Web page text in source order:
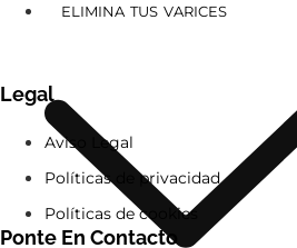
ELIMINA TUS VARICES
Legal
Aviso Legal
Políticas de privacidad
Políticas de cookies
Ponte En Contacto